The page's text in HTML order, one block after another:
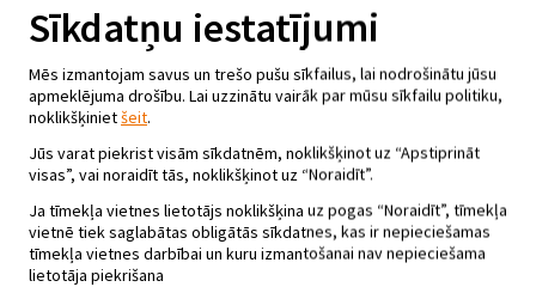
VARA VĒTRAS KONCERTS “MĒS
TIKĀMIES MARTĀ…”
11.03.2023 - plkst.18.00
Sēlpils Tautas nams
11.03.plkst.18.00
Vara Vētras koncerts “Mēs tikāmies martā…”
Sīkdatņu iestatījumi
Mēs izmantojam savus un trešo pušu sīkfailus, lai nodrošinātu jūsu
apmeklējuma drošību. Lai uzzinātu vairāk par mūsu sīkfailu politiku,
noklikšķinietšeit.
Jūs varat piekrist visām sīkdatnēm, noklikšķinot uz “Apstiprināt
visas”, vai noraidīt tās, noklikšķinot uz “Noraidīt”.
Ja tīmekļa vietnes lietotājs noklikšķina uz pogas “Noraidīt”, tīmekļa
vietnē tiek saglabātas obligātās sīkdatnes, kas ir nepieciešamas
tīmekļa vietnes darbībai un kuru izmantošanai nav nepieciešama
lietotāja piekrišana